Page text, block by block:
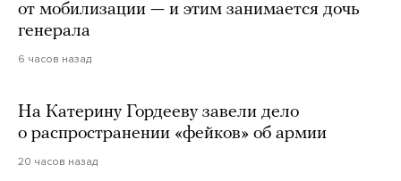
от мобилизации — и этим занимается дочь
генерала
6 часов назад
На Катерину Гордееву завели дело
о распространении «фейков» об армии
20 часов назад